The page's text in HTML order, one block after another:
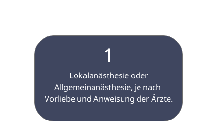
1
Allgemeinanästhesie, je nach
Vorliebe und Anweisung der Ärzte.